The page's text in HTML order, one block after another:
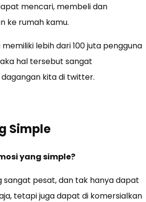
mencari, membeli dan
ke rumah kamu.
lebih dari 100 juta pengguna
hal tersebut sangat
kita di twitter.
Simple
yang simple?
pesat, dan tak hanya dapat
tetapi juga dapat di komersialkan